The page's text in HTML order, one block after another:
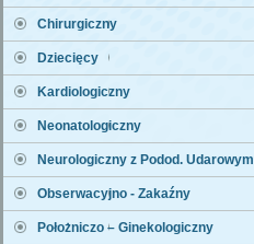
Chirurgiczny
Dziecięcy
Kardiologiczny
Neonatologiczny
Neurologiczny z Podod. Udarowym
Obserwacyjno - Zakaźny
Położniczo – Ginekologiczny